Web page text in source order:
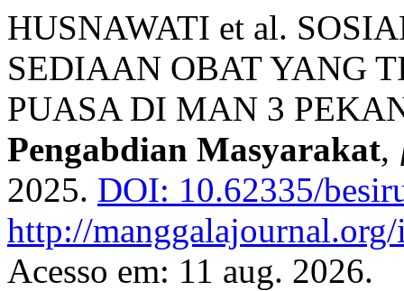
HUSNAWATI et al.
SEDIAAN OBAT YANG
PUASA DI MAN 3
Pengabdian Masyarakat,
2025. DOI: 10.62335/
http://
Acesso em: 11 aug. 2026.